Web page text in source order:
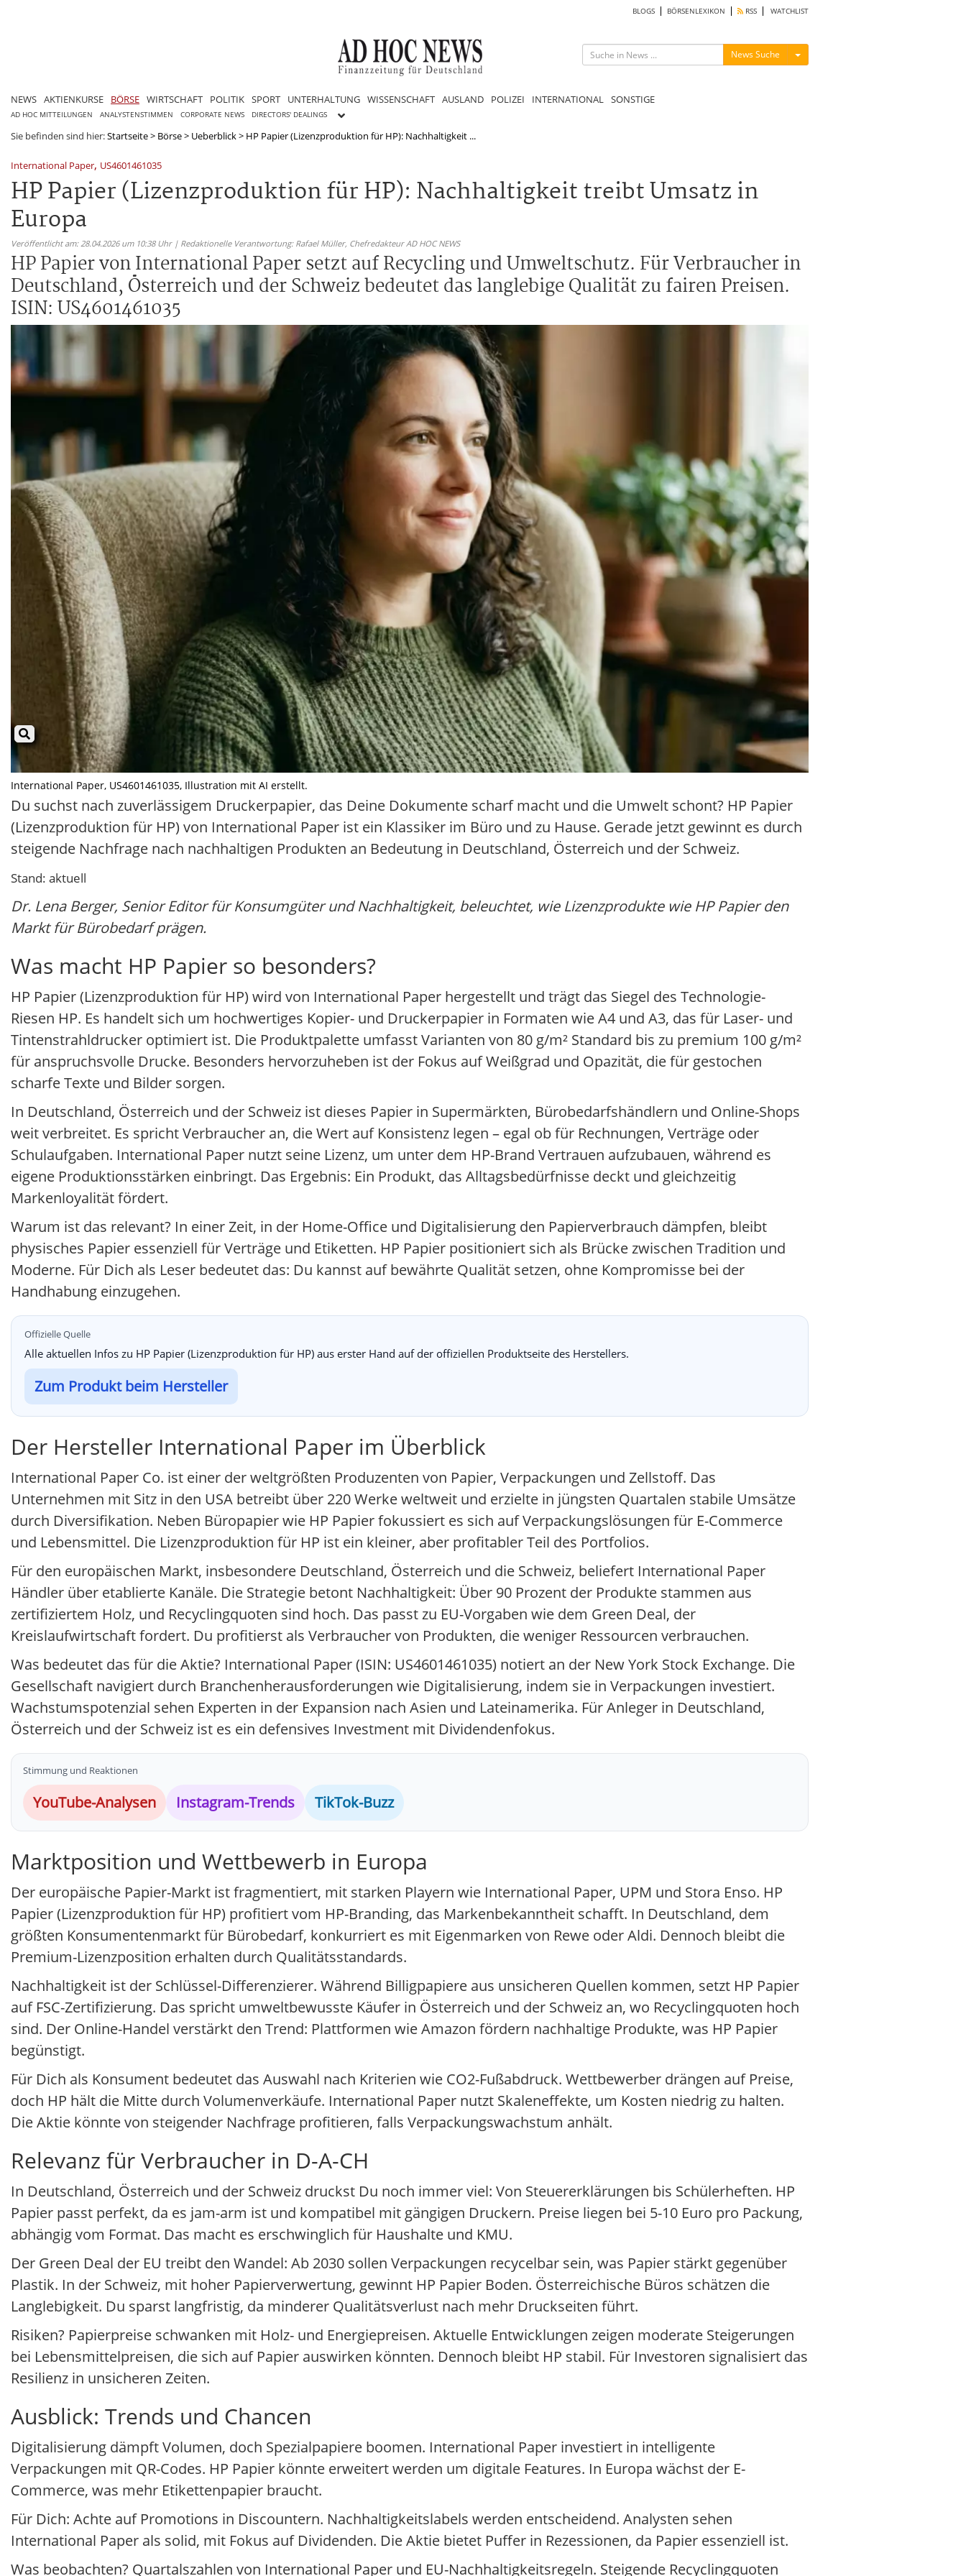
BLOGS BÖRSENLEXIKON RSS WATCHLIST
News Suche Menü ein-/ausblenden
NEWS AKTIENKURSE BÖRSE WIRTSCHAFT POLITIK SPORT UNTERHALTUNG WISSENSCHAFT AUSLAND POLIZEI INTERNATIONAL SONSTIGE
AD HOC MITTEILUNGEN ANALYSTENSTIMMEN CORPORATE NEWS DIRECTORS' DEALINGS
Sie befinden sind hier:Startseite> Börse> Ueberblick> HP Papier (Lizenzproduktion für HP): Nachhaltigkeit ...
International Paper, US4601461035
HP Papier (Lizenzproduktion für HP): Nachhaltigkeit treibt Umsatz in
Europa
Veröffentlicht am: 28.04.2026 um 10:38 Uhr | Redaktionelle Verantwortung: Rafael Müller, Chefredakteur AD HOC NEWS
HP Papier von International Paper setzt auf Recycling und Umweltschutz. Für Verbraucher in
Deutschland, Österreich und der Schweiz bedeutet das langlebige Qualität zu fairen Preisen.
ISIN: US4601461035
International Paper, US4601461035, Illustration mit AI erstellt.
Du suchst nach zuverlässigem Druckerpapier, das Deine Dokumente scharf macht und die Umwelt schont? HP Papier
(Lizenzproduktion für HP) von International Paper ist ein Klassiker im Büro und zu Hause. Gerade jetzt gewinnt es durch
steigende Nachfrage nach nachhaltigen Produkten an Bedeutung in Deutschland, Österreich und der Schweiz.
Stand: aktuell
Dr. Lena Berger, Senior Editor für Konsumgüter und Nachhaltigkeit, beleuchtet, wie Lizenzprodukte wie HP Papier den
Markt für Bürobedarf prägen.
Was macht HP Papier so besonders?
HP Papier (Lizenzproduktion für HP) wird von International Paper hergestellt und trägt das Siegel des Technologie-
Riesen HP. Es handelt sich um hochwertiges Kopier- und Druckerpapier in Formaten wie A4 und A3, das für Laser- und
Tintenstrahldrucker optimiert ist. Die Produktpalette umfasst Varianten von 80 g/m² Standard bis zu premium 100 g/m²
für anspruchsvolle Drucke. Besonders hervorzuheben ist der Fokus auf Weißgrad und Opazität, die für gestochen
scharfe Texte und Bilder sorgen.
In Deutschland, Österreich und der Schweiz ist dieses Papier in Supermärkten, Bürobedarfshändlern und Online-Shops
weit verbreitet. Es spricht Verbraucher an, die Wert auf Konsistenz legen – egal ob für Rechnungen, Verträge oder
Schulaufgaben. International Paper nutzt seine Lizenz, um unter dem HP-Brand Vertrauen aufzubauen, während es
eigene Produktionsstärken einbringt. Das Ergebnis: Ein Produkt, das Alltagsbedürfnisse deckt und gleichzeitig
Markenloyalität fördert.
Warum ist das relevant? In einer Zeit, in der Home-Office und Digitalisierung den Papierverbrauch dämpfen, bleibt
physisches Papier essenziell für Verträge und Etiketten. HP Papier positioniert sich als Brücke zwischen Tradition und
Moderne. Für Dich als Leser bedeutet das: Du kannst auf bewährte Qualität setzen, ohne Kompromisse bei der
Handhabung einzugehen.
Offizielle Quelle
Alle aktuellen Infos zu HP Papier (Lizenzproduktion für HP) aus erster Hand auf der offiziellen Produktseite des Herstellers.
Zum Produkt beim Hersteller
Der Hersteller International Paper im Überblick
International Paper Co. ist einer der weltgrößten Produzenten von Papier, Verpackungen und Zellstoff. Das
Unternehmen mit Sitz in den USA betreibt über 220 Werke weltweit und erzielte in jüngsten Quartalen stabile Umsätze
durch Diversifikation. Neben Büropapier wie HP Papier fokussiert es sich auf Verpackungslösungen für E-Commerce
und Lebensmittel. Die Lizenzproduktion für HP ist ein kleiner, aber profitabler Teil des Portfolios.
Für den europäischen Markt, insbesondere Deutschland, Österreich und die Schweiz, beliefert International Paper
Händler über etablierte Kanäle. Die Strategie betont Nachhaltigkeit: Über 90 Prozent der Produkte stammen aus
zertifiziertem Holz, und Recyclingquoten sind hoch. Das passt zu EU-Vorgaben wie dem Green Deal, der
Kreislaufwirtschaft fordert. Du profitierst als Verbraucher von Produkten, die weniger Ressourcen verbrauchen.
Was bedeutet das für die Aktie? International Paper (ISIN: US4601461035) notiert an der New York Stock Exchange. Die
Gesellschaft navigiert durch Branchenherausforderungen wie Digitalisierung, indem sie in Verpackungen investiert.
Wachstumspotenzial sehen Experten in der Expansion nach Asien und Lateinamerika. Für Anleger in Deutschland,
Österreich und der Schweiz ist es ein defensives Investment mit Dividendenfokus.
Stimmung und Reaktionen
YouTube-Analysen Instagram-Trends TikTok-Buzz
Marktposition und Wettbewerb in Europa
Der europäische Papier-Markt ist fragmentiert, mit starken Playern wie International Paper, UPM und Stora Enso. HP
Papier (Lizenzproduktion für HP) profitiert vom HP-Branding, das Markenbekanntheit schafft. In Deutschland, dem
größten Konsumentenmarkt für Bürobedarf, konkurriert es mit Eigenmarken von Rewe oder Aldi. Dennoch bleibt die
Premium-Lizenzposition erhalten durch Qualitätsstandards.
Nachhaltigkeit ist der Schlüssel-Differenzierer. Während Billigpapiere aus unsicheren Quellen kommen, setzt HP Papier
auf FSC-Zertifizierung. Das spricht umweltbewusste Käufer in Österreich und der Schweiz an, wo Recyclingquoten hoch
sind. Der Online-Handel verstärkt den Trend: Plattformen wie Amazon fördern nachhaltige Produkte, was HP Papier
begünstigt.
Für Dich als Konsument bedeutet das Auswahl nach Kriterien wie CO2-Fußabdruck. Wettbewerber drängen auf Preise,
doch HP hält die Mitte durch Volumenverkäufe. International Paper nutzt Skaleneffekte, um Kosten niedrig zu halten.
Die Aktie könnte von steigender Nachfrage profitieren, falls Verpackungswachstum anhält.
Relevanz für Verbraucher in D-A-CH
In Deutschland, Österreich und der Schweiz druckst Du noch immer viel: Von Steuererklärungen bis Schülerheften. HP
Papier passt perfekt, da es jam-arm ist und kompatibel mit gängigen Druckern. Preise liegen bei 5-10 Euro pro Packung,
abhängig vom Format. Das macht es erschwinglich für Haushalte und KMU.
Der Green Deal der EU treibt den Wandel: Ab 2030 sollen Verpackungen recycelbar sein, was Papier stärkt gegenüber
Plastik. In der Schweiz, mit hoher Papierverwertung, gewinnt HP Papier Boden. Österreichische Büros schätzen die
Langlebigkeit. Du sparst langfristig, da minderer Qualitätsverlust nach mehr Druckseiten führt.
Risiken? Papierpreise schwanken mit Holz- und Energiepreisen. Aktuelle Entwicklungen zeigen moderate Steigerungen
bei Lebensmittelpreisen, die sich auf Papier auswirken könnten. Dennoch bleibt HP stabil. Für Investoren signalisiert das
Resilienz in unsicheren Zeiten.
Ausblick: Trends und Chancen
Digitalisierung dämpft Volumen, doch Spezialpapiere boomen. International Paper investiert in intelligente
Verpackungen mit QR-Codes. HP Papier könnte erweitert werden um digitale Features. In Europa wächst der E-
Commerce, was mehr Etikettenpapier braucht.
Für Dich: Achte auf Promotions in Discountern. Nachhaltigkeitslabels werden entscheidend. Analysten sehen
International Paper als solid, mit Fokus auf Dividenden. Die Aktie bietet Puffer in Rezessionen, da Papier essenziell ist.
Was beobachten? Quartalszahlen von International Paper und EU-Nachhaltigkeitsregeln. Steigende Recyclingquoten